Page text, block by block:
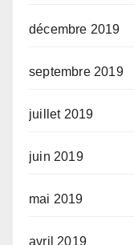
décembre 2019
septembre 2019
juillet 2019
juin 2019
mai 2019
avril 2019